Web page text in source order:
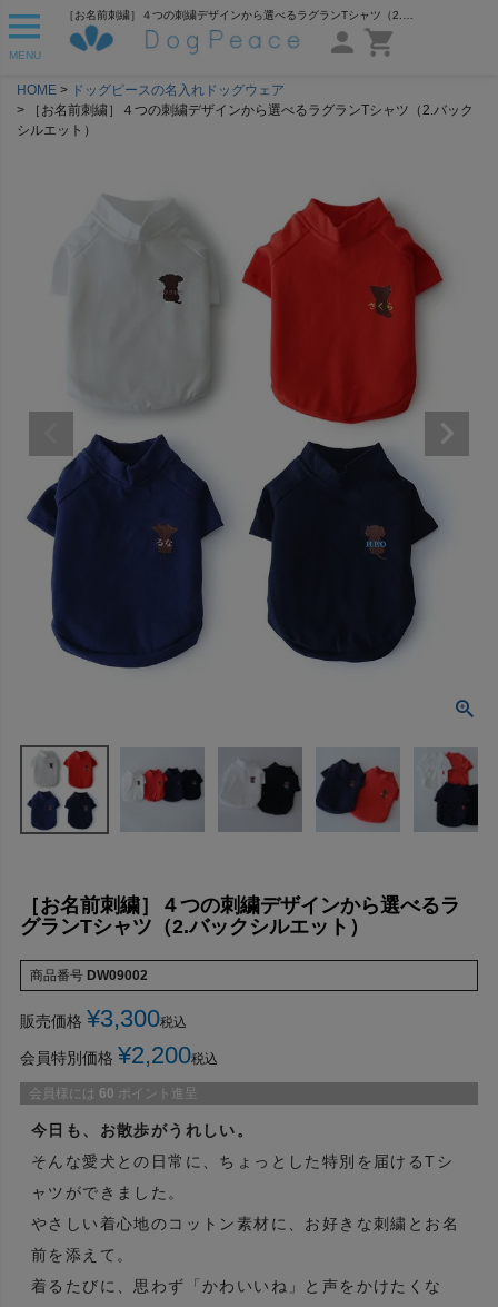
MENU
HOME
ドッグピースの名入れドッグウェア
［お名前刺繍］４つの刺繍デザインから選べるラグランTシャツ（2.バック
シルエット）
［お名前刺繍］４つの刺繍デザインから選べるラ
グランTシャツ（2.バックシルエット）
商品番号 DW09002
販売価格 ¥3,300税込
会員特別価格 ¥2,200税込
会員様には 60 ポイント進呈
今日も、お散歩がうれしい。
そんな愛犬との日常に、ちょっとした特別を届けるTシ
ャツができました。
やさしい着心地のコットン素材に、お好きな刺繍とお名
前を添えて。
着るたびに、思わず「かわいいね」と声をかけたくな